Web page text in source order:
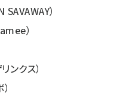
）
）
ンクス）